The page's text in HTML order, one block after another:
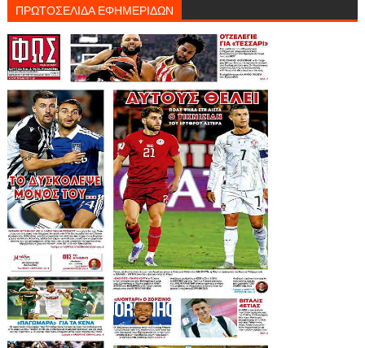
ΠΡΩΤΟΣΕΛΙΔΑ ΕΦΗΜΕΡΙΔΩΝ